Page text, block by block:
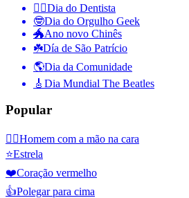
👨‍⚕️Dia do Dentista
🤓Dia do Orgulho Geek
🐲Ano novo Chinês
☘️Día de São Patrício
🌎Dia da Comunidade
🎸 Dia Mundial The Beatles
Popular
🤦‍♂️Homem com a mão na cara
⭐Estrela
❤️Coração vermelho
👍Polegar para cima